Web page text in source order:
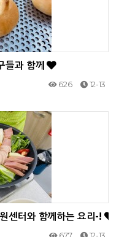
들과 함께
626 12-13
센터와 함께하는 요리-!